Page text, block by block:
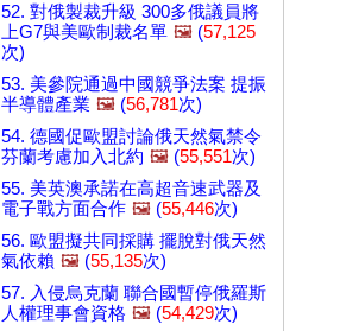
52. 對俄製裁升級 300多俄議員將
上G7與美歐制裁名單 🖼️ (57,125
次)
53. 美參院通過中國競爭法案 提振
半導體產業 🖼️ (56,781次)
54. 德國促歐盟討論俄天然氣禁令
芬蘭考慮加入北約 🖼️ (55,551次)
55. 美英澳承諾在高超音速武器及
電子戰方面合作 🖼️ (55,446次)
56. 歐盟擬共同採購 擺脫對俄天然
氣依賴 🖼️ (55,135次)
57. 入侵烏克蘭 聯合國暫停俄羅斯
人權理事會資格 🖼️ (54,429次)